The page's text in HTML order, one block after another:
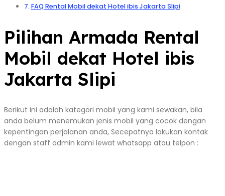
FAQ Rental Mobil dekat Hotel ibis Jakarta Slipi
Pilihan Armada Rental
Mobil dekat Hotel ibis
Jakarta Slipi
Berikut ini adalah kategori mobil yang kami sewakan, bila
anda belum menemukan jenis mobil yang cocok dengan
kepentingan perjalanan anda, Secepatnya lakukan kontak
dengan staff admin kami lewat whatsapp atau telpon :